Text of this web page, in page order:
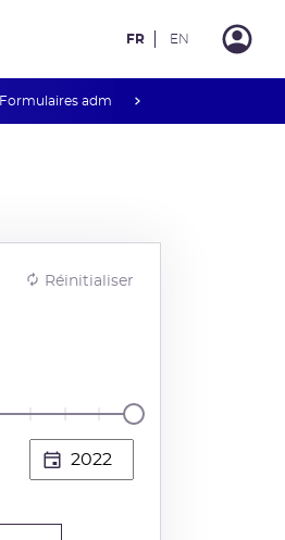
Formulaires administratifs
FR EN
Réinitialiser